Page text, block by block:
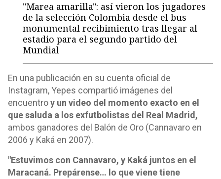
"Marea amarilla": así vieron los jugadores
de la selección Colombia desde el bus
monumental recibimiento tras llegar al
estadio para el segundo partido del
Mundial
En una publicación en su cuenta oficial de
Instagram, Yepes compartió imágenes del
encuentroy un video del momento exacto en el
que saluda a los exfutbolistas del Real Madrid,
ambos ganadores del Balón de Oro (Cannavaro en
2006 y Kaká en 2007).
"Estuvimos con Cannavaro, y Kaká juntos en el
Maracaná. Prepárense… lo que viene tiene